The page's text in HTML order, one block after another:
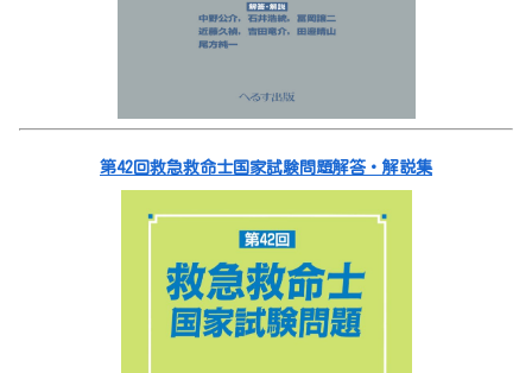
第42回救急救命士国家試験問題解答・解説集